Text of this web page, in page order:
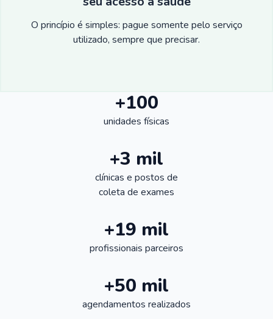
O princípio é simples: pague somente pelo serviço
utilizado, sempre que precisar.
+100
unidades físicas
+3 mil
clínicas e postos de
coleta de exames
+19 mil
profissionais parceiros
+50 mil
agendamentos realizados